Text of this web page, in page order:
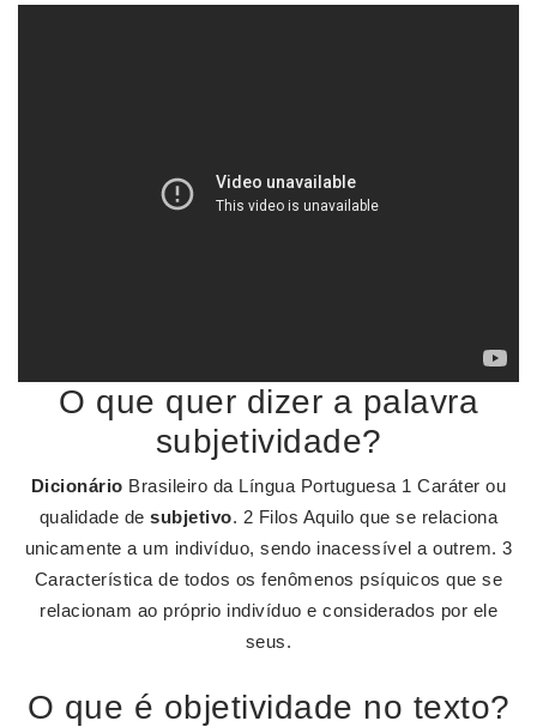
O que quer dizer a palavra
subjetividade?
Dicionário Brasileiro da Língua Portuguesa 1 Caráter ou
qualidade desubjetivo. 2 Filos Aquilo que se relaciona
unicamente a um indivíduo, sendo inacessível a outrem. 3
Característica de todos os fenômenos psíquicos que se
relacionam ao próprio indivíduo e considerados por ele
seus.
O que é objetividade no texto?